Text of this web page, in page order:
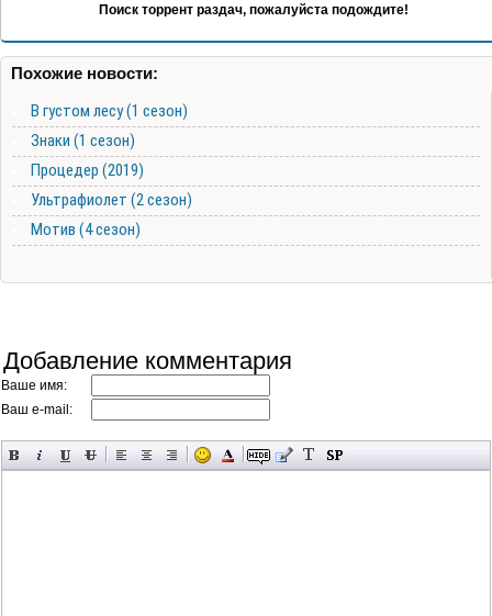
Поиск торрент раздач, пожалуйста подождите!
Похожие новости:
В густом лесу (1 сезон)
Знаки (1 сезон)
Процедер (2019)
Ультрафиолет (2 сезон)
Мотив (4 сезон)
Добавление комментария
Ваше имя:
Ваш e-mail: